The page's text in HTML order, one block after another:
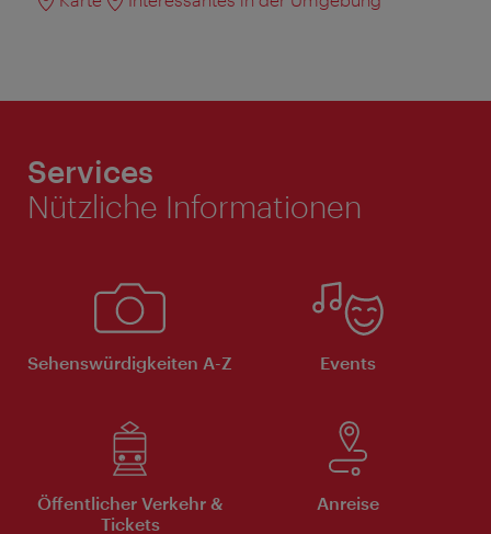
Services
Nützliche Informationen
Sehenswürdigkeiten A-Z Events
Öffentlicher Verkehr &
Tickets
Anreise